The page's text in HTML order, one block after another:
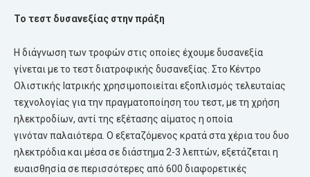
Το τεστ δυσανεξίας στην πράξη
Η διάγνωση των τροφών στις οποίες έχουμε δυσανεξία
γίνεται με το τεστ διατροφικής δυσανεξίας. Στο Κέντρο
Ολιστικής Ιατρικής χρησιμοποιείται εξοπλισμός τελευταίας
τεχνολογίας για την πραγματοποίηση του τεστ, με τη χρήση
ηλεκτροδίων, αντί της εξέτασης αίματος η οποία
γινόταν παλαιότερα. Ο εξεταζόμενος κρατά στα χέρια του δυο
ηλεκτρόδια και μέσα σε διάστημα 2-3 λεπτών, εξετάζεται η
ευαισθησία σε περισσότερες από 600 διαφορετικές